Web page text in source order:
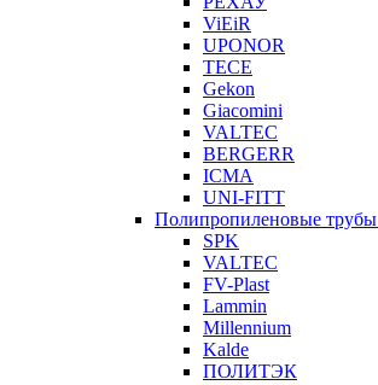
ViEiR
UPONOR
TECE
Gekon
Giacomini
VALTEC
BERGERR
ICMA
UNI-FITT
Полипропиленовые трубы
SPK
VALTEC
FV-Plast
Lammin
Millennium
Kalde
ПОЛИТЭК